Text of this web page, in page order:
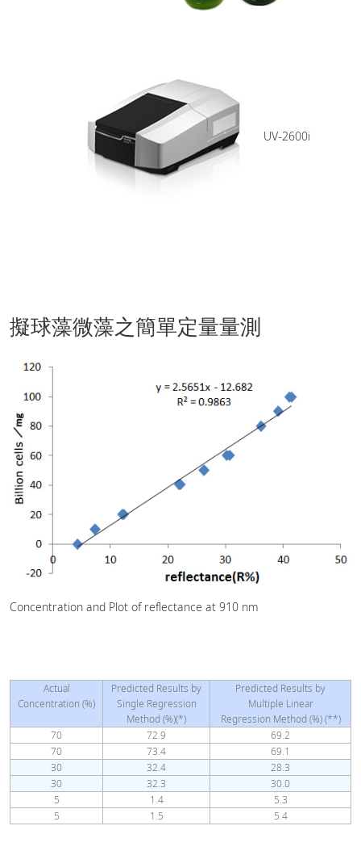
UV-2600i
擬球藻微藻之簡單定量量測
Concentration and Plot of reflectance at 910 nm
Actual
Concentration (%)
Predicted Results by
Single Regression
Method (%)(*)
Predicted Results by
Multiple Linear
Regression Method (%) (**)
70
72.9
69.2
70
73.4
69.1
30
32.4
28.3
30
32.3
30.0
5
1.4
5.3
5
1.5 5.4